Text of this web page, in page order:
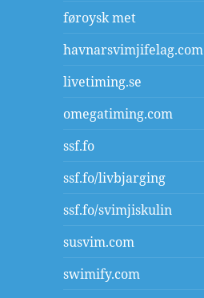
føroysk met
havnarsvimjifelag.com
livetiming.se
omegatiming.com
ssf.fo
ssf.fo/livbjarging
ssf.fo/svimjiskulin
susvim.com
swimify.com